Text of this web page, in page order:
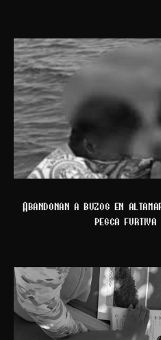
Abandonan a buzos en
pesca furtiva